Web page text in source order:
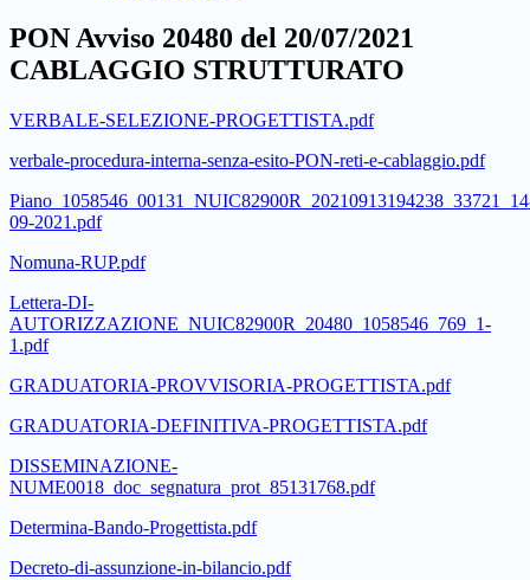
PON Avviso 20480 del 20/07/2021
CABLAGGIO STRUTTURATO
VERBALE-SELEZIONE-PROGETTISTA.pdf
verbale-procedura-interna-senza-esito-PON-reti-e-cablaggio.pdf
09-2021.pdf
Nomuna-RUP.pdf
Lettera-DI-
AUTORIZZAZIONE_NUIC82900R_20480_1058546_769_1-
1.pdf
GRADUATORIA-PROVVISORIA-PROGETTISTA.pdf
GRADUATORIA-DEFINITIVA-PROGETTISTA.pdf
DISSEMINAZIONE-
NUME0018_doc_segnatura_prot_85131768.pdf
Determina-Bando-Progettista.pdf
Decreto-di-assunzione-in-bilancio.pdf